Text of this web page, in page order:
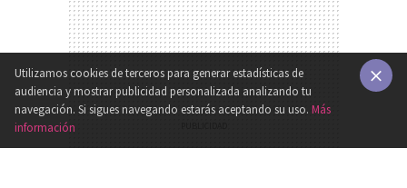
Utilizamos cookies de terceros para generar estadísticas de
audiencia y mostrar publicidad personalizada analizando tu
navegación. Si sigues navegando estarás aceptando su uso. Más
información